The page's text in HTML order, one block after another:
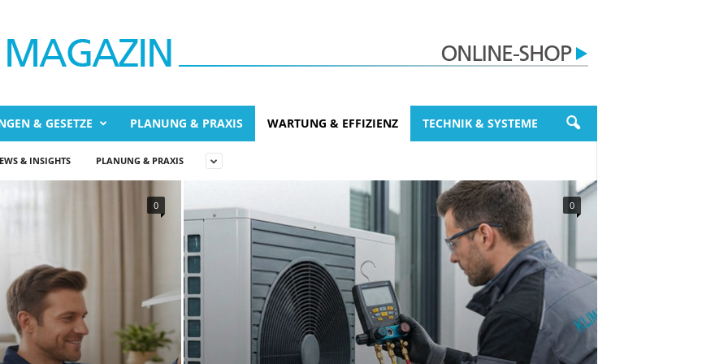
& GESETZE PLANUNG & PRAXIS WARTUNG & EFFIZIENZ TECHNIK & SYSTEME
& INSIGHTS PLANUNG & PRAXIS
0 0